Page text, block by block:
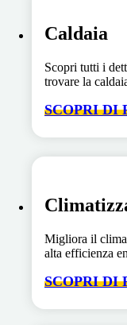
Caldaia
Scopri tutti i
trovare la
SCOPRI DI
Migliora il clima
alta efficienza
SCOPRI DI